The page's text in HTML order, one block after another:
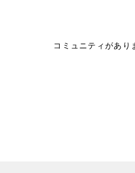
コミュニティがあり